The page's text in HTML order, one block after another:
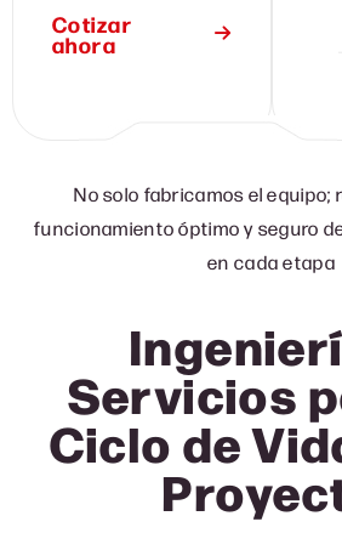
Cotizar
ahora
Servicios
Ciclo de
No solo fabricamos el equipo;
funcionamiento óptimo y seguro
en cada etapa